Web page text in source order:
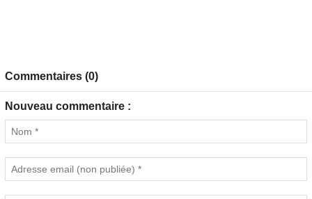
Commentaires (0)
Nouveau commentaire :